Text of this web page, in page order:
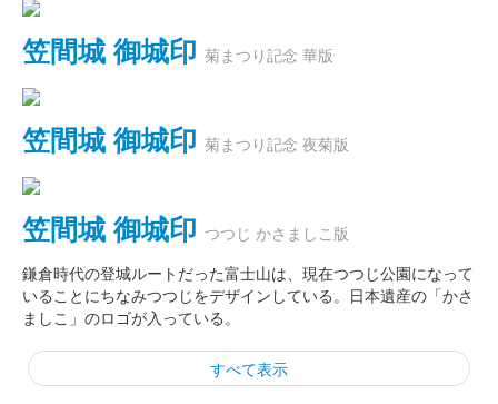
笠間城 御城印 菊まつり記念 華版
笠間城 御城印 菊まつり記念 夜菊版
笠間城 御城印 つつじ かさましこ版
鎌倉時代の登城ルートだった富士山は、現在つつじ公園になって
いることにちなみつつじをデザインしている。日本遺産の「かさ
ましこ」のロゴが入っている。
すべて表示